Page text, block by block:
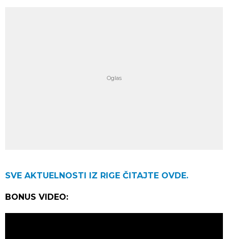
SVE AKTUELNOSTI IZ RIGE ČITAJTE OVDE.
BONUS VIDEO: